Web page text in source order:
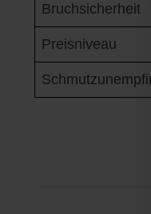
Bruchsicherheit
Preisniveau